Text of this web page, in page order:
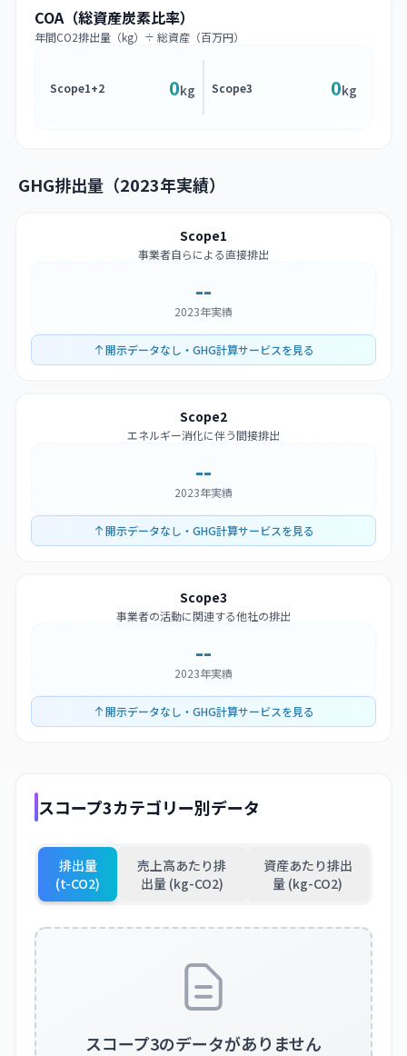
COA（総資産炭素比率）
年間CO2排出量（kg）÷ 総資産（百万円）
Scope1+2 0kg Scope3 0kg
GHG排出量（2023年実績）
Scope1
事業者自らによる直接排出
--
2023年実績
開示データなし・GHG計算サービスを見る
Scope2
エネルギー消化に伴う間接排出
--
2023年実績
開示データなし・GHG計算サービスを見る
Scope3
事業者の活動に関連する他社の排出
--
2023年実績
開示データなし・GHG計算サービスを見る
スコープ3カテゴリー別データ
排出量
(t-CO2)
売上高あたり排
出量 (kg-CO2)
資産あたり排出
量 (kg-CO2)
スコープ3のデータがありません